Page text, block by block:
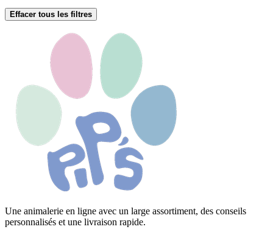
Effacer tous les filtres
Une animalerie en ligne avec un large assortiment, des conseils
personnalisés et une livraison rapide.